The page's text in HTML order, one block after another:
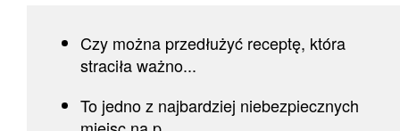
Czy można przedłużyć receptę, która
straciła ważno...
To jedno z najbardziej niebezpiecznych